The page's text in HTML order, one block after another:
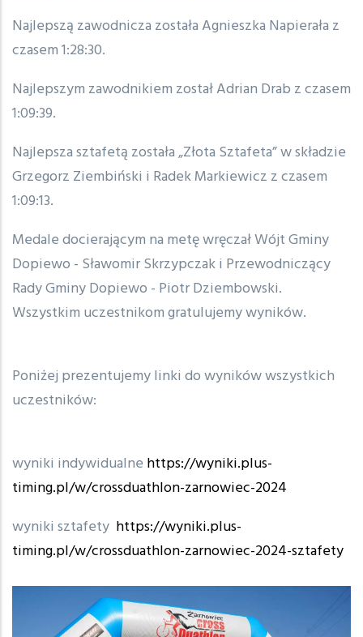
Najlepszą zawodnicza została Agnieszka Napierała z
czasem 1:28:30.
Najlepszym zawodnikiem został Adrian Drab z czasem
1:09:39.
Najlepsza sztafetą została „Złota Sztafeta” w składzie
Grzegorz Ziembiński i Radek Markiewicz z czasem
1:09:13.
Medale docierającym na metę wręczał Wójt Gminy
Dopiewo - Sławomir Skrzypczak i Przewodniczący
Rady Gminy Dopiewo - Piotr Dziembowski.
Wszystkim uczestnikom gratulujemy wyników.
Poniżej prezentujemy linki do wyników wszystkich
uczestników:
wyniki indywidualne https://wyniki.plus-
timing.pl/w/crossduathlon-zarnowiec-2024
wyniki sztafety https://wyniki.plus-
timing.pl/w/crossduathlon-zarnowiec-2024-sztafety